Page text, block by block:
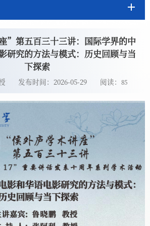
”第五百三十三讲：国际学界的中
研究的方法与模式：历史回顾与当
下探索
发布时间：2026-05-29 阅读： 85